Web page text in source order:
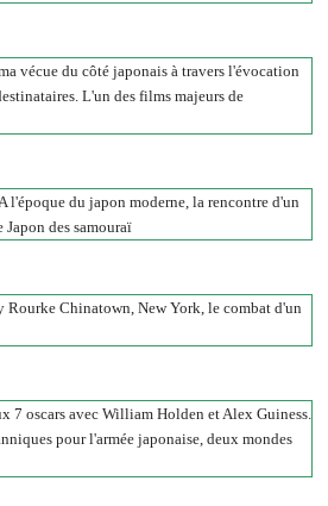
vécue du côté japonais à travers l'évocation
L'un des films majeurs de
l'époque du japon moderne, la rencontre d'un
des samouraï
Chinatown, New York, le combat d'un
oscars avec William Holden et Alex Guiness.
pour l'armée japonaise, deux mondes